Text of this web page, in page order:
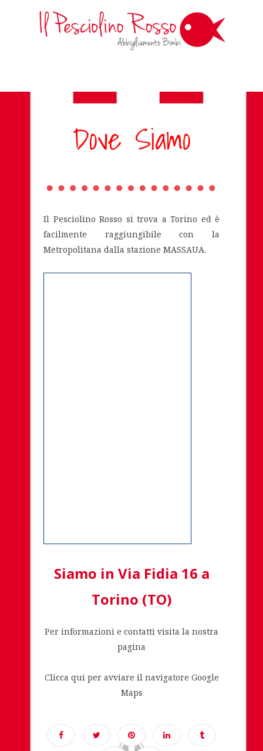
Dove Siamo
Il Pesciolino Rosso si trova a Torino ed è
facilmente raggiungibile con la
Metropolitana dalla stazione MASSAUA.
Siamo in Via Fidia 16 a
Torino (TO)
Per informazioni e contatti visita la nostra
pagina
Clicca qui per avviare il navigatore Google
Maps